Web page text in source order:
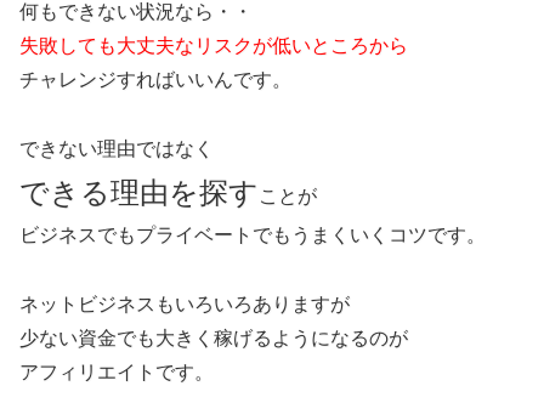
何もできない状況なら・・
失敗しても大丈夫なリスクが低いところから
チャレンジすればいいんです。
できない理由ではなく
できる理由を探す ことが
ビジネスでもプライベートでもうまくいくコツです。
ネットビジネスもいろいろありますが
少ない資金でも大きく稼げるようになるのが
アフィリエイトです。